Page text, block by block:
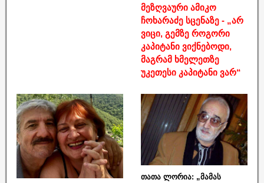
მეზღვაური ამიკო
ჩოხარაძე სცენაზე - „არ
ვიცი, გემზე როგორი
კაპიტანი ვიქნებოდი,
მაგრამ ხმელეთზე
უკეთესი კაპიტანი ვარ“
თათა ლორია: „მამას